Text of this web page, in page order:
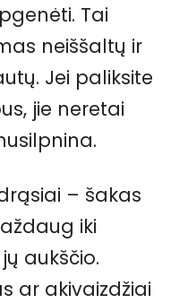
Tai
neiššaltų ir
Jei paliksite
jie neretai
– šakas
iki
aukščio.
ar akivaizdžiai